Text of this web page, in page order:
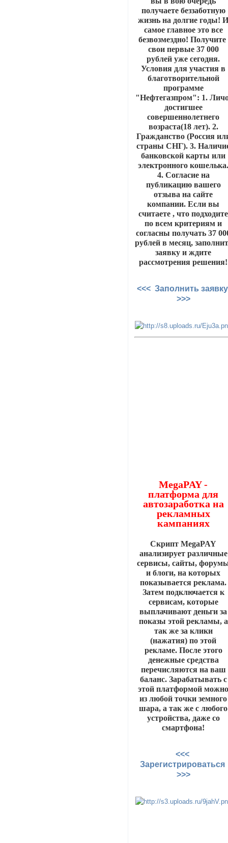
получаете беззаботную
жизнь на долгие годы!
самое главное это все
безвозмездно! Получите
свои первые 37 000
рублей уже сегодня.
Условия для участия в
благотворительной
программе
"Нефтегазпром": 1.
достигшее
совершеннолетнего
возраста(18 лет). 2.
Гражданство (Россия
страны СНГ). 3.
банковской карты или
электронного
4. Согласие на
публикацию вашего
отзыва на сайте
компании. Если вы
считаете , что подходите
по всем критериям и
согласны получать 37
рублей в месяц,
заявку и ждите
рассмотрения решения!
<<< Заполнить
>>>
MegaPAY -
платформа для
автозаработка на
рекламных
кампаниях
Скрипт MegaPAY
анализирует различные
сервисы, сайты,
и блоги, на которых
показывается реклама.
Затем подключается к
сервисам, которые
выплачивают деньги за
показы этой рекламы, а
так же за клики
(нажатия) по этой
рекламе. После этого
денежные средства
перечисляются на ваш
баланс. Зарабатывать с
этой платформой
из любой точки земного
шара, а так же с любого
устройства, даже со
смартфона!
<<<
Зарегистрироваться
>>>